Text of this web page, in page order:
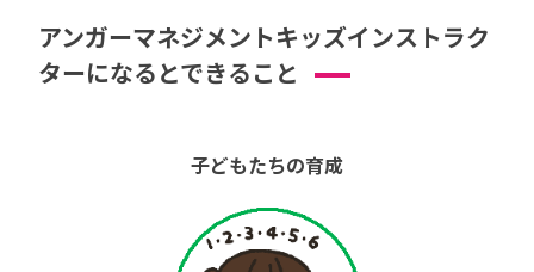
アンガーマネジメントキッズインストラク
ターになるとできること
子どもたちの育成